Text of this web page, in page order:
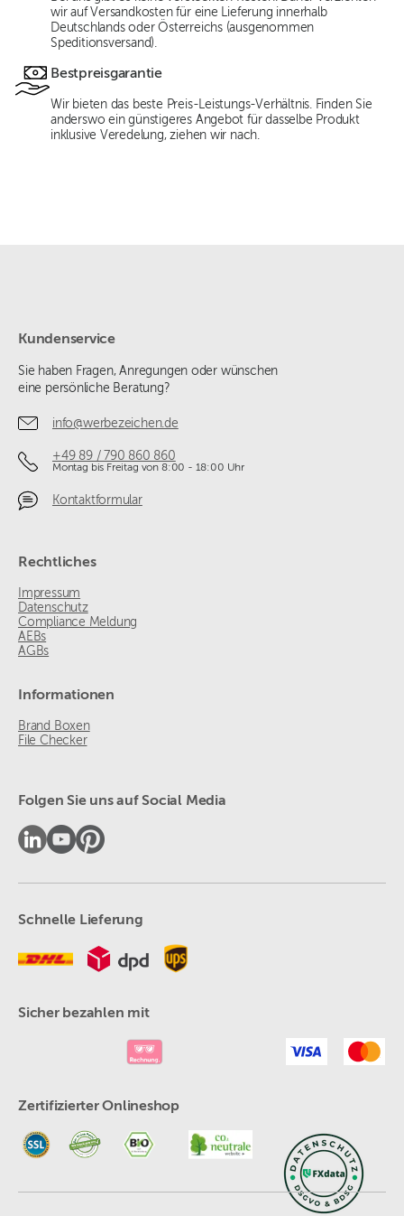
wir auf Versandkosten für eine Lieferung innerhalb
Deutschlands oder Österreichs (ausgenommen
Speditionsversand).
Bestpreisgarantie
Wir bieten das beste Preis-Leistungs-Verhältnis. Finden Sie
anderswo ein günstigeres Angebot für dasselbe Produkt
inklusive Veredelung, ziehen wir nach.
Kundenservice
Sie haben Fragen, Anregungen oder wünschen
eine persönliche Beratung?
info@werbezeichen.de
+49 89 / 790 860 860
Montag bis Freitag von 8:00 - 18:00 Uhr
Kontaktformular
Rechtliches
Impressum
Datenschutz
Compliance Meldung
AEBs
AGBs
Informationen
Brand Boxen
File Checker
Folgen Sie uns auf Social Media
Schnelle Lieferung
Sicher bezahlen mit
Zertifizierter Onlineshop